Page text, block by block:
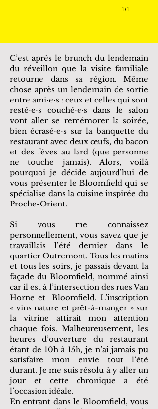
1/1
C’est après le brunch du lendemain
du réveillon que la visite familiale
retourne dans sa région. Même
chose après un lendemain de sortie
entre ami⋅e⋅s : ceux et celles qui sont
resté⋅e⋅s couché⋅e⋅s dans le salon
vont aller se remémorer la soirée,
bien écrasé⋅e⋅s sur la banquette du
restaurant avec deux œufs, du bacon
et des fèves au lard (que personne
ne touche jamais). Alors, voilà
pourquoi je décide aujourd’hui de
vous présenter le Bloomfield qui se
spécialise dans la cuisine inspirée du
Proche-Orient.
Si vous me connaissez
personnellement, vous savez que je
travaillais l’été dernier dans le
quartier Outremont. Tous les matins
et tous les soirs, je passais devant la
façade du Bloomfield, nommé ainsi
car il est à l’intersection des rues Van
Horne et Bloomfield. L’inscription
« vins nature et prêt-à-manger » sur
la vitrine attirait mon attention
chaque fois. Malheureusement, les
heures d’ouverture du restaurant
étant de 10h à 15h, je n’ai jamais pu
satisfaire mon envie tout l’été
durant. Je me suis résolu à y aller un
jour et cette chronique a été
l’occasion idéale.
En entrant dans le Bloomfield, vous